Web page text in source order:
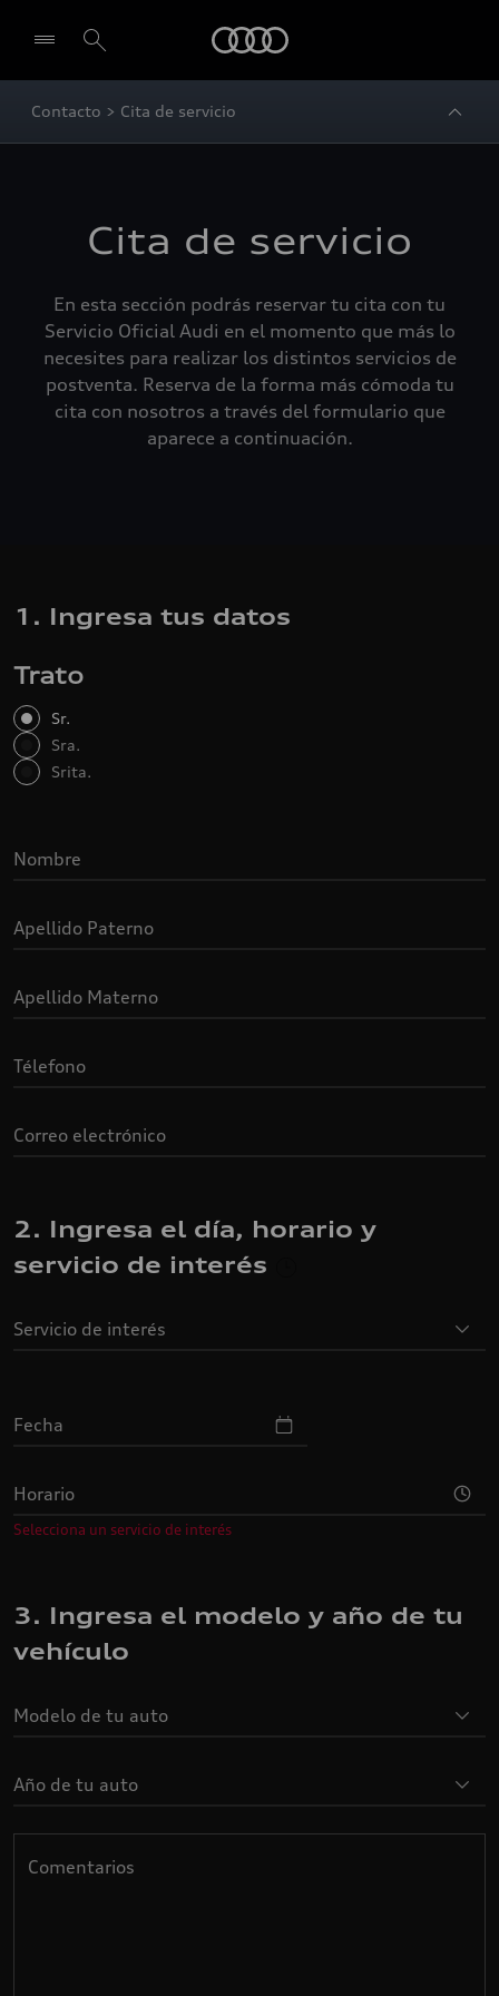
Contacto > Cita de servicio
Cita de servicio
En esta sección podrás reservar tu cita con tu
Servicio Oficial Audi en el momento que más lo
necesites para realizar los distintos servicios de
postventa. Reserva de la forma más cómoda tu
cita con nosotros a través del formulario que
aparece a continuación.